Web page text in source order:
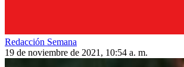
Redacción Semana
19 de noviembre de 2021, 10:54 a. m.